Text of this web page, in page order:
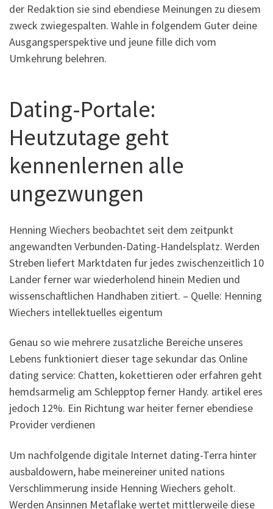
der Redaktion sie sind ebendiese Meinungen zu diesem
zweck zwiegespalten. Wahle in folgendem Guter deine
Ausgangsperspektive und jeune fille dich vom
Umkehrung belehren.
Dating-Portale:
Heutzutage geht
kennenlernen alle
ungezwungen
Henning Wiechers beobachtet seit dem zeitpunkt
angewandten Verbunden-Dating-Handelsplatz. Werden
Streben liefert Marktdaten fur jedes zwischenzeitlich 10
Lander ferner war wiederholend hinein Medien und
wissenschaftlichen Handhaben zitiert. – Quelle: Henning
Wiechers intellektuelles eigentum
Genau so wie mehrere zusatzliche Bereiche unseres
Lebens funktioniert dieser tage sekundar das Online
dating service: Chatten, kokettieren oder erfahren geht
hemdsarmelig am Schlepptop ferner Handy. artikel eres
jedoch 12%. Ein Richtung war heiter ferner ebendiese
Provider verdienen
Um nachfolgende digitale Internet dating-Terra hinter
ausbaldowern, habe meinereiner united nations
Verschlimmerung inside Henning Wiechers geholt.
Werden Ansinnen Metaflake wertet mittlerweile diese